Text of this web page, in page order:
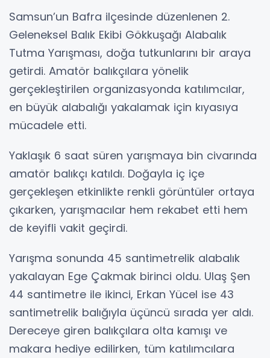
Samsun’un Bafra ilçesinde düzenlenen 2.
Geleneksel Balık Ekibi Gökkuşağı Alabalık
Tutma Yarışması, doğa tutkunlarını bir araya
getirdi. Amatör balıkçılara yönelik
gerçekleştirilen organizasyonda katılımcılar,
en büyük alabalığı yakalamak için kıyasıya
mücadele etti.
Yaklaşık 6 saat süren yarışmaya bin civarında
amatör balıkçı katıldı. Doğayla iç içe
gerçekleşen etkinlikte renkli görüntüler ortaya
çıkarken, yarışmacılar hem rekabet etti hem
de keyifli vakit geçirdi.
Yarışma sonunda 45 santimetrelik alabalık
yakalayan Ege Çakmak birinci oldu. Ulaş Şen
44 santimetre ile ikinci, Erkan Yücel ise 43
santimetrelik balığıyla üçüncü sırada yer aldı.
Dereceye giren balıkçılara olta kamışı ve
makara hediye edilirken, tüm katılımcılara